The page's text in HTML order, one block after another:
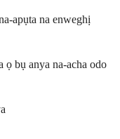
apụta na enweghị
ọ bụ anya na-acha odo